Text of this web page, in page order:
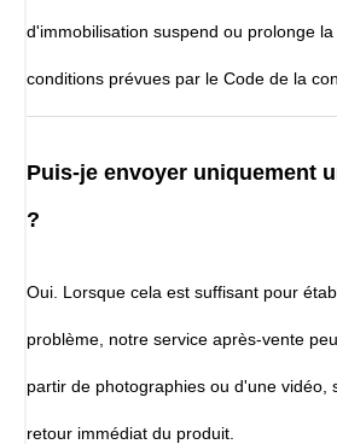
d'immobilisation suspend ou prolonge
conditions prévues par le Code de la
Puis-je envoyer uniquement
?
Oui. Lorsque cela est suffisant pour
problème, notre service après-vente
partir de photographies ou d'une vidéo,
retour immédiat du produit.